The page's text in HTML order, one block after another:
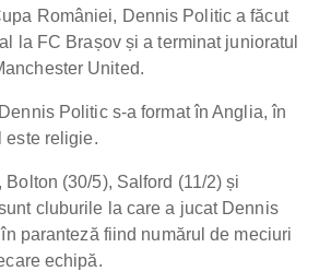
României, Dennis Politic a făcut
la FC Brașov și a terminat junioratul
United.
Politic s-a format în Anglia, în
este religie.
Bolton (30/5), Salford (11/2) și
cluburile la care a jucat Dennis
paranteză fiind numărul de meciuri
echipă.